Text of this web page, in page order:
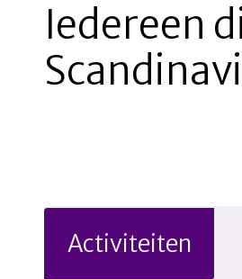
Iedereen
Activiteiten